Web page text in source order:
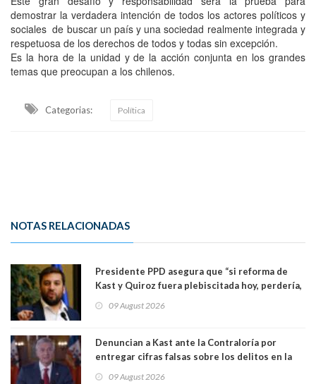
demostrar la verdadera intención de todos los actores políticos y
sociales de buscar un país y una sociedad realmente integrada y
respetuosa de los derechos de todos y todas sin excepción.
Es la hora de la unidad y de la acción conjunta en los grandes
temas que preocupan a los chilenos.
Categorias: Política
NOTAS RELACIONADAS
Presidente PPD asegura que “si reforma de
Kast y Quiroz fuera plebiscitada hoy, perdería,
a favor de la oposición, sería una victoria de la
09 August 2026
Denuncian a Kast ante la Contraloría por
entregar cifras falsas sobre los delitos en la
09 August 2026